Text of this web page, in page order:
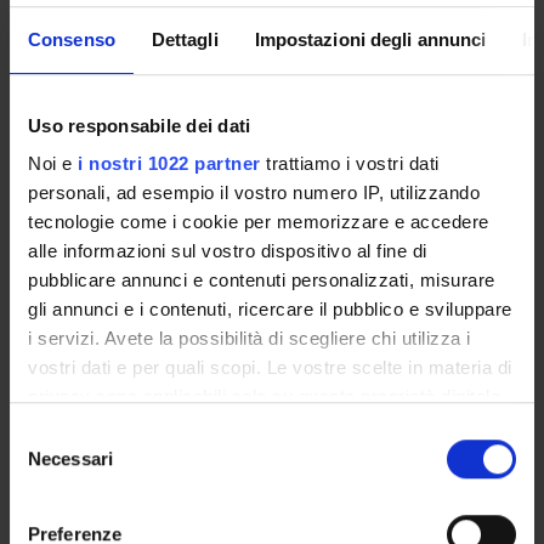
Consenso Dettagli Impostazioni degli annunci
Uso responsabile dei dati
Noi e i nostri 1022 partner trattiamo i vostri dati
personali, ad esempio il vostro numero IP, utilizzando
tecnologie come i cookie per memorizzare e accedere
alle informazioni sul vostro dispositivo al fine di
pubblicare annunci e contenuti personalizzati, misurare
gli annunci e i contenuti, ricercare il pubblico e sviluppare
i servizi. Avete la possibilità di scegliere chi utilizza i
vostri dati e per quali scopi. Le vostre scelte in materia di
modificare o revocare il proprio consenso in qualsiasi
momento dalla Dichiarazione sui cookie o facendo clic
delNecessari
Preferenze
immunoistochimiche, biochimiche e proteomiche funzionali
al fine di evidenziare eventuali differenze significative tra i
ENTI FINANZIATORI:
Fondazione Cariverona
Finanziamento:assegnato e gestito dal Dipartimento
Programma:
ENTI.RIC - Finanziamento da enti vari per la
ricerca
PARTECIPANTI AL PROGETTO
Elena Butturini
Stefano Capaldi